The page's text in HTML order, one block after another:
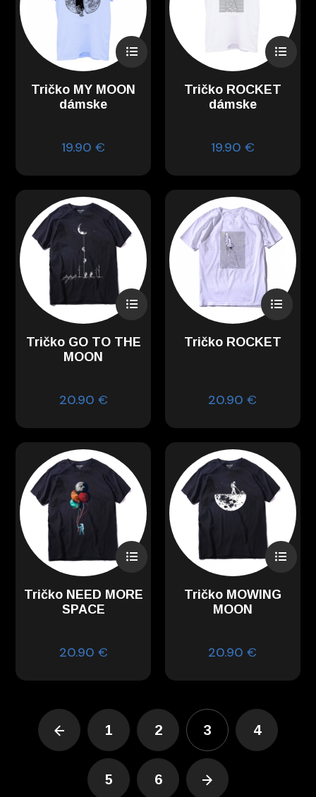
Tričko MY MOON
dámske
19.90€
Tričko ROCKET
dámske
19.90 €
Tričko GO TO THE
MOON
20.90 €
Tričko ROCKET
20.90€
Tričko NEED MORE
SPACE
20.90 €
Tričko MOWING
MOON
20.90€
1 2 3 4
5 6